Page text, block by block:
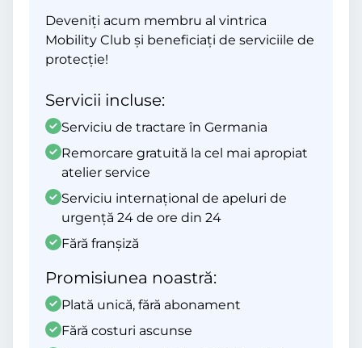
Deveniți acum membru al vintrica
Mobility Club și beneficiați de serviciile de
protecție!
Servicii incluse:
Serviciu de tractare în Germania
Remorcare gratuită la cel mai apropiat
atelier service
Serviciu internațional de apeluri de
urgență 24 de ore din 24
Fără franșiză
Promisiunea noastră:
Plată unică, fără abonament
Fără costuri ascunse